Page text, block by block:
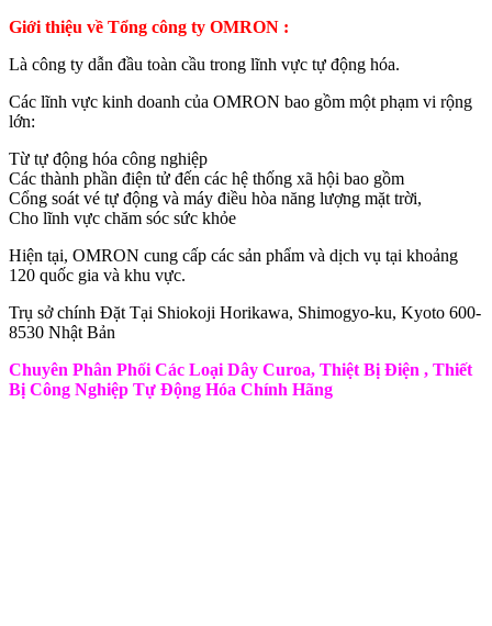
Giới thiệu về Tổng công ty OMRON :
Là công ty dẫn đầu toàn cầu trong lĩnh vực tự động hóa.
Các lĩnh vực kinh doanh của OMRON bao gồm một phạm vi rộng
lớn:
Từ tự động hóa công nghiệp
Các thành phần điện tử đến các hệ thống xã hội bao gồm
Cổng soát vé tự động và máy điều hòa năng lượng mặt trời,
Cho lĩnh vực chăm sóc sức khỏe
Hiện tại, OMRON cung cấp các sản phẩm và dịch vụ tại khoảng
120 quốc gia và khu vực.
Trụ sở chính Đặt Tại Shiokoji Horikawa, Shimogyo-ku, Kyoto 600-
8530 Nhật Bản
Chuyên Phân Phối Các Loại Dây Curoa, Thiệt Bị Điện , Thiết
Bị Công Nghiệp Tự Động Hóa Chính Hãng